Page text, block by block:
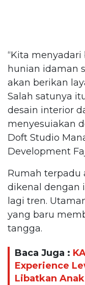
“Kita
hunian idaman
akan berikan
Salah satunya
desain interior
menyesuiakan
Doft Studio
Development
Rumah terpadu
dikenal dengan
lagi tren.
yang baru
tangga.
Baca Juga :
Experience
Libatkan